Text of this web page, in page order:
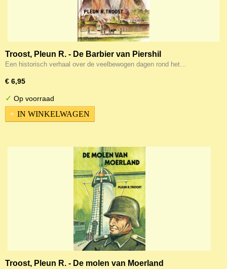
Troost, Pleun R. - De Barbier van Piershil
Een historisch verhaal over de veelbewogen dagen rond het…
€ 6,95
✓ Op voorraad
IN WINKELWAGEN
Troost, Pleun R. - De molen van Moerland